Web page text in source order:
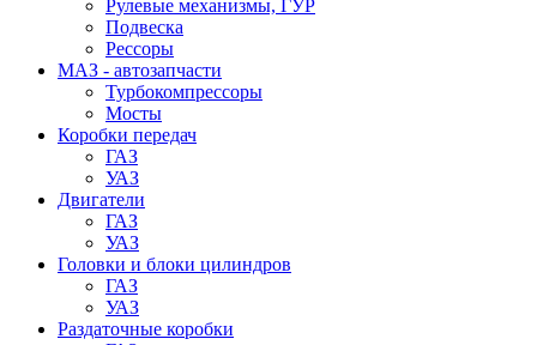
Рулевые механизмы, ГУР
Подвеска
Рессоры
МАЗ - автозапчасти
Турбокомпрессоры
Мосты
Коробки передач
ГАЗ
УАЗ
Двигатели
ГАЗ
УАЗ
Головки и блоки цилиндров
ГАЗ
УАЗ
Раздаточные коробки